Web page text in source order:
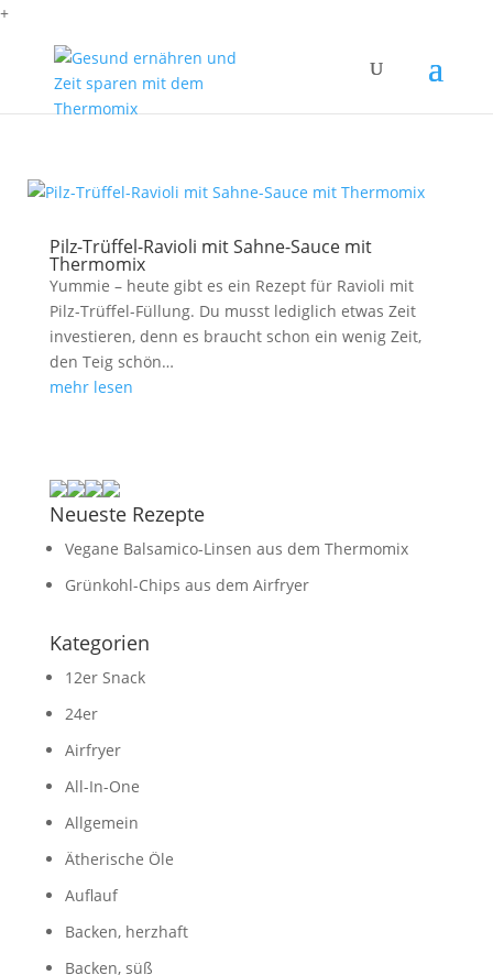
+
Pilz-Trüffel-Ravioli mit Sahne-Sauce mit
Thermomix
Yummie – heute gibt es ein Rezept für Ravioli mit
Pilz-Trüffel-Füllung. Du musst lediglich etwas Zeit
investieren, denn es braucht schon ein wenig Zeit,
den Teig schön…
mehr lesen
Neueste Rezepte
Vegane Balsamico-Linsen aus dem Thermomix
Grünkohl-Chips aus dem Airfryer
Kategorien
12er Snack
24er
Airfryer
All-In-One
Allgemein
Ätherische Öle
Auflauf
Backen, herzhaft
Backen, süß